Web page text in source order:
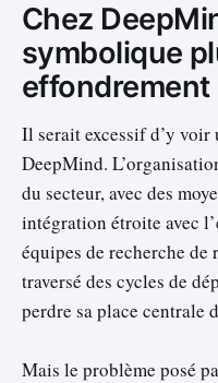
Chez
symbolique
effondrement
Il serait excessif d’y
DeepMind.
du secteur, avec des
intégration étroite avec
équipes de recherche
traversé des cycles de
perdre sa place centrale
Mais le problème posé